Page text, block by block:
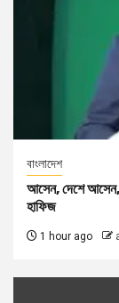
বাংলাদেশ
আসেন, দেশে আসেন,
হাফিজ
1 hour ago